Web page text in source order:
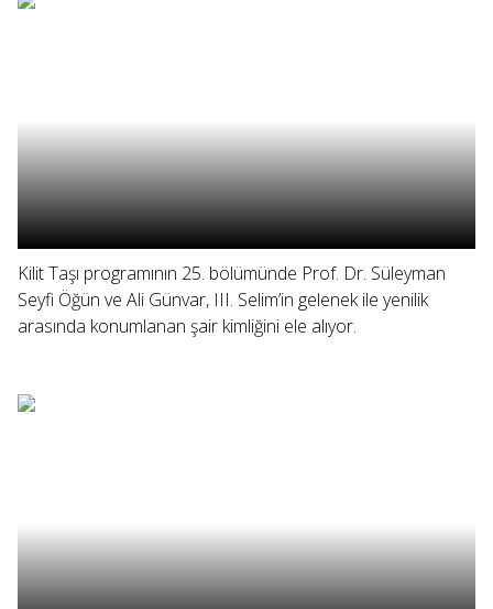
Kilit Taşı programının 25. bölümünde Prof. Dr. Süleyman
Seyfi Öğün ve Ali Günvar, III. Selim’in gelenek ile yenilik
arasında konumlanan şair kimliğini ele alıyor.